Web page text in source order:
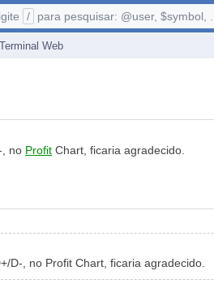
Terminal Web
/ para pesquisar: @user, $symbol, ...
, no Profit Chart, ficaria agradecido.
D-, no Profit Chart, ficaria agradecido.